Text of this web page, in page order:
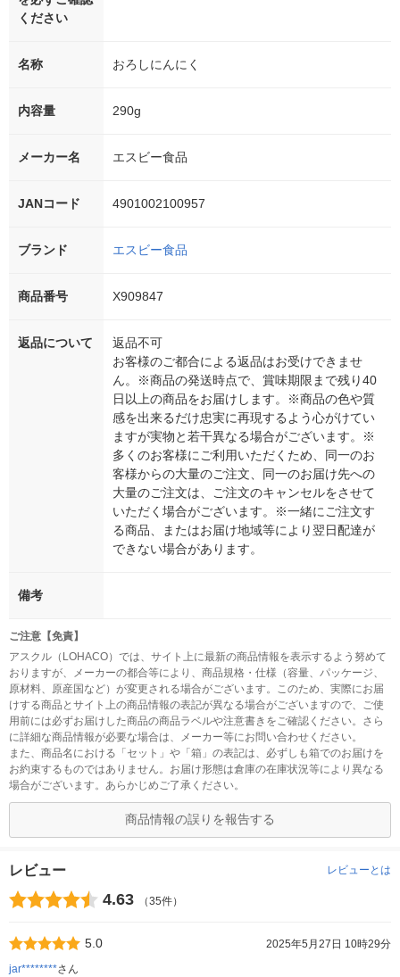
ください
名称 おろしにんにく
内容量 290g
メーカー名 エスビー食品
JANコード 4901002100957
ブランド エスビー食品
商品番号 X909847
返品について
返品不可
お客様のご都合による返品はお受けできませ
ん。※商品の発送時点で、賞味期限まで残り40
日以上の商品をお届けします。※商品の色や質
感を出来るだけ忠実に再現するよう心がけてい
ますが実物と若干異なる場合がございます。※
多くのお客様にご利用いただくため、同一のお
客様からの大量のご注文、同一のお届け先への
大量のご注文は、ご注文のキャンセルをさせて
いただく場合がございます。※一緒にご注文す
る商品、またはお届け地域等により翌日配達が
できない場合があります。
備考
ご注意【免責】
アスクル（LOHACO）では、サイト上に最新の商品情報を表示するよう努めて
おりますが、メーカーの都合等により、商品規格・仕様（容量、パッケージ、
原材料、原産国など）が変更される場合がございます。このため、実際にお届
けする商品とサイト上の商品情報の表記が異なる場合がございますので、ご使
用前には必ずお届けした商品の商品ラベルや注意書きをご確認ください。さら
に詳細な商品情報が必要な場合は、メーカー等にお問い合わせください。
また、商品名における「セット」や「箱」の表記は、必ずしも箱でのお届けを
お約束するものではありません。お届け形態は倉庫の在庫状況等により異なる
場合がございます。あらかじめご了承ください。
商品情報の誤りを報告する
レビュー レビューとは
4.63 （35件）
5.0
2025年5月27日 10時29分
jar********さん